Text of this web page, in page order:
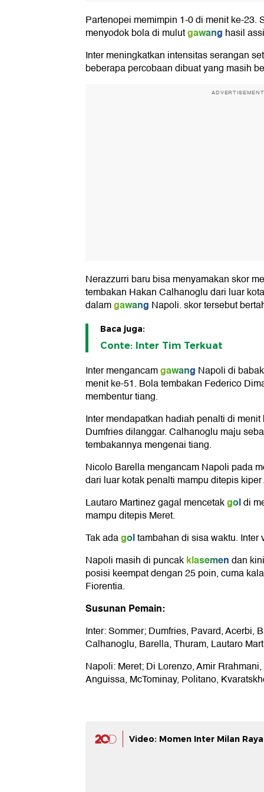
Partenopei memimpin 1-0 di menit ke-23.
menyodok bola di mulutgawang hasil
Inter meningkatkan intensitas serangan
beberapa percobaan dibuat yang masih
ADVERTISEMENT
Nerazzurri baru bisa menyamakan skor
tembakan Hakan Calhanoglu dari luar
dalamgawang Napoli. skor tersebut
Baca juga:
Conte: Inter Tim Terkuat
Inter mengancamgawang Napoli di
menit ke-51. Bola tembakan Federico
membentur tiang.
Inter mendapatkan hadiah penalti di
Dumfries dilanggar. Calhanoglu maju
tembakannya mengenai tiang.
Nicolo Barella mengancam Napoli pada
dari luar kotak penalti mampu ditepis kiper
Lautaro Martinez gagal mencetakgoldi
mampu ditepis Meret.
Tak adagoltambahan di sisa waktu. Inter
Napoli masih di puncakklasemendan
posisi keempat dengan 25 poin, cuma
Fiorentia.
Susunan Pemain:
Inter: Sommer; Dumfries, Pavard, Acerbi,
Calhanoglu, Barella, Thuram, Lautaro
Napoli: Meret; Di Lorenzo, Amir
Anguissa, McTominay, Politano,
Video: Momen Inter Milan